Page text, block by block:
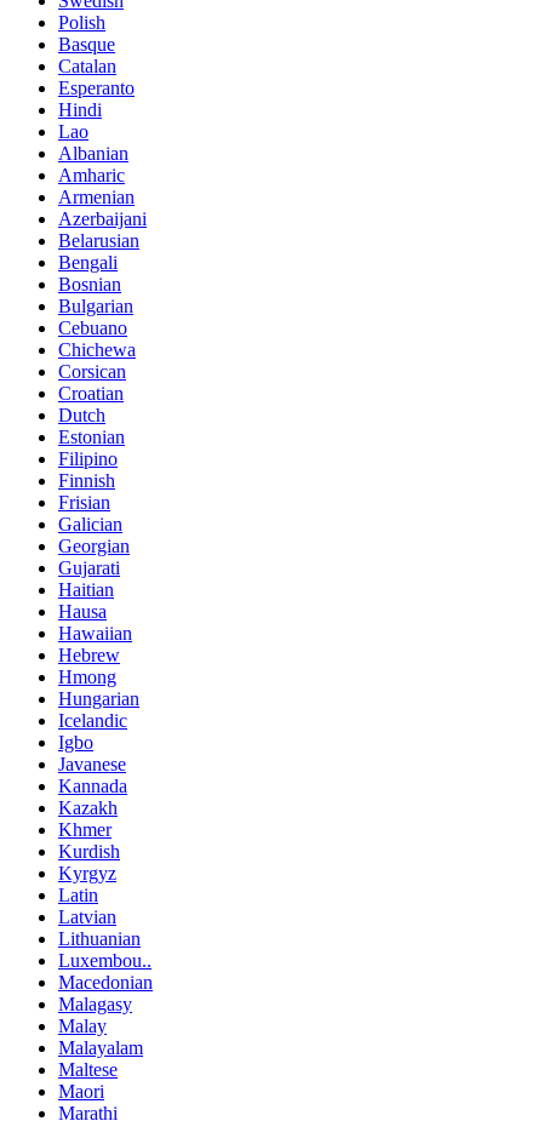
Polish
Basque
Catalan
Esperanto
Hindi
Lao
Albanian
Amharic
Armenian
Azerbaijani
Belarusian
Bengali
Bosnian
Bulgarian
Cebuano
Chichewa
Corsican
Croatian
Dutch
Estonian
Filipino
Finnish
Frisian
Galician
Georgian
Gujarati
Haitian
Hausa
Hawaiian
Hebrew
Hmong
Hungarian
Icelandic
Igbo
Javanese
Kannada
Kazakh
Khmer
Kurdish
Kyrgyz
Latin
Latvian
Lithuanian
Luxembou..
Macedonian
Malagasy
Malay
Malayalam
Maltese
Maori
Marathi